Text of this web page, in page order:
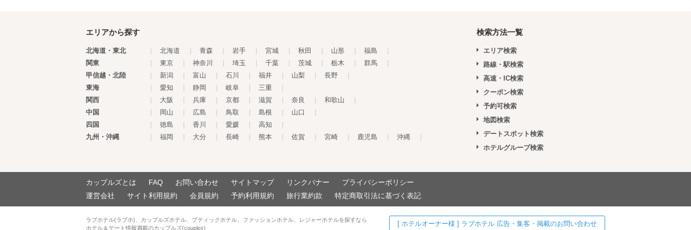
エリアから探す
北海道・東北 北海道 青森 岩手 宮城 秋田 山形 福島
関東
東京 神奈川 埼玉 千葉 茨城 栃木 群馬
甲信越・北陸
新潟 富山 石川 福井 山梨 長野
東海
愛知 静岡 岐阜 三重
関西
大阪 兵庫 京都 滋賀 奈良 和歌山
中国
岡山 広島 鳥取 島根 山口
四国
徳島 香川 愛媛 高知
九州・沖縄
福岡 大分 長崎 熊本 佐賀 宮崎 鹿児島 沖縄
検索方法一覧
エリア検索
路線・駅検索
高速・IC検索
クーポン検索
予約可検索
地図検索
デートスポット検索
ホテルグループ検索
カップルズとは FAQ お問い合わせ サイトマップ リンクバナー
プライバシーポリシー
運営会社
サイト利用規約 会員規約 予約利用規約 旅行業約款 特定商取引法に基づく表記
ラブホテル(ラブホ)、カップルズホテル、ブティックホテル、ファッションホテル、レジャーホテルを探すなら
ホテル＆デート情報満載のカップルズ(couples)
[ ホテルオーナー様 ] ラブホテル 広告・集客・掲載のお問い合わせ